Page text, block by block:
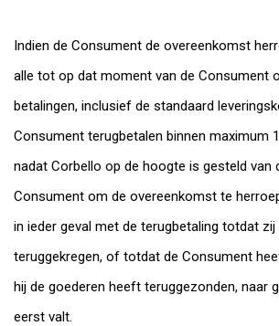
Indien de Consument de overeenkomst
alle tot op dat moment van de Consument
betalingen, inclusief de standaard
Consument terugbetalen binnen maximum
nadat Corbello op de hoogte is gesteld van
Consument om de overeenkomst te
in ieder geval met de terugbetaling totdat
teruggekregen, of totdat de Consument
hij de goederen heeft teruggezonden, naar
eerst valt.